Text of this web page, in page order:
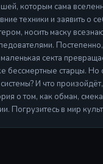
которым сама
техники и заявить о
носить маску
секта
бессмертные старцы. Но
И что
о том, как обман,
Погрузитесь в мир